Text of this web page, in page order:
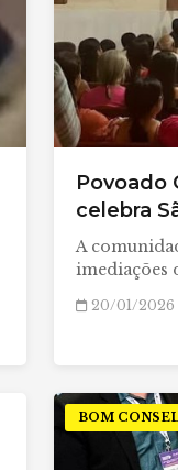
Povoado
celebra
A
imediações
20/01/2026
BOM